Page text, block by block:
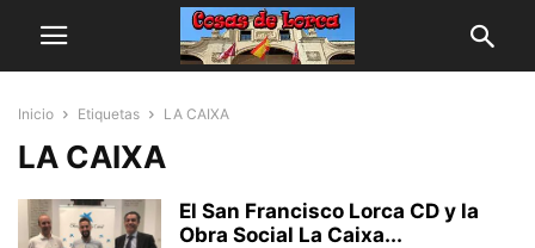
Inicio Etiquetas LA CAIXA
LA CAIXA
El San Francisco Lorca CD y la
Obra Social La Caixa...